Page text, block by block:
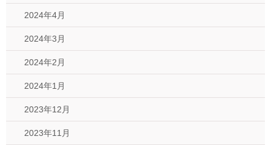
2024年4月
2024年3月
2024年2月
2024年1月
2023年12月
2023年11月